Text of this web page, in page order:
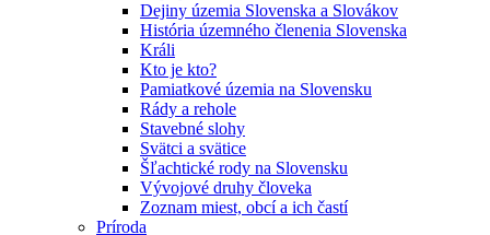
Dejiny územia Slovenska a Slovákov
História územného členenia Slovenska
Králi
Kto je kto?
Pamiatkové územia na Slovensku
Rády a rehole
Stavebné slohy
Svätci a svätice
Šľachtické rody na Slovensku
Vývojové druhy človeka
Zoznam miest, obcí a ich častí
Príroda